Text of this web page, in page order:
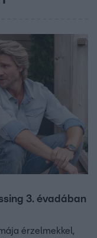
3. évadában
érzelmekkel,